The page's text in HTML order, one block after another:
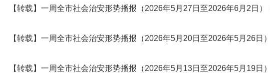
【转载】一周全市社会治安形势播报（2026年5月27日至2026年6月2日）
【转载】一周全市社会治安形势播报（2026年5月20日至2026年5月26日）
【转载】一周全市社会治安形势播报（2026年5月13日至2026年5月19日）